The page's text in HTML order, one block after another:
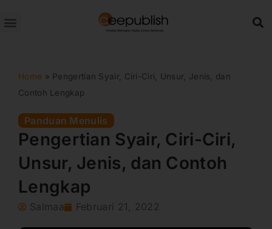
ke
Home » Pengertian Syair, Ciri-Ciri, Unsur, Jenis, dan
Contoh Lengkap
Panduan Menulis
Pengertian Syair, Ciri-Ciri,
Unsur, Jenis, dan Contoh
Lengkap
Salmaa Februari 21, 2022